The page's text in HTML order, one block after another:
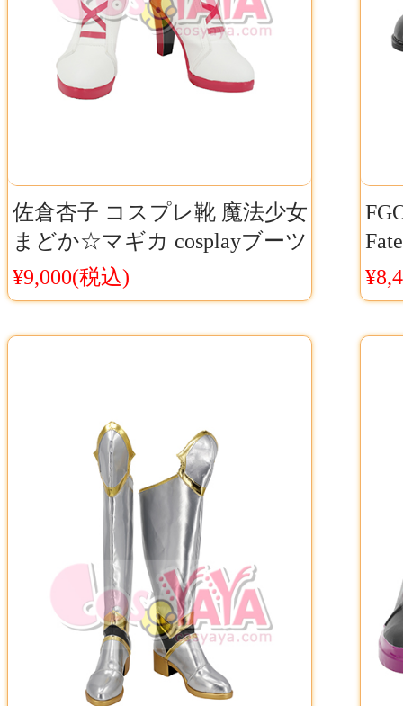
佐倉杏子 コスプレ靴 魔法少女
まどか☆マギカ cosplayブーツ
キャラクター風コスプレシュ
ーズCosyaya通販 送料無料
¥9,000(税込)
プ
無